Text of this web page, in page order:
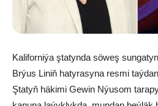
Kaliforniýa ştatynda söweş
Brýus Liniň hatyrasyna resmi
Ştatyň häkimi Gewin Nýusom